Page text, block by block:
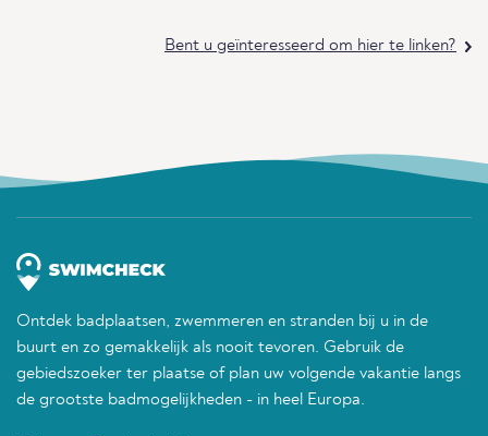
Bent u geïnteresseerd om hier te linken?
Ontdek badplaatsen, zwemmeren en stranden bij u in de
buurt en zo gemakkelijk als nooit tevoren. Gebruik de
gebiedszoeker ter plaatse of plan uw volgende vakantie langs
de grootste badmogelijkheden - in heel Europa.